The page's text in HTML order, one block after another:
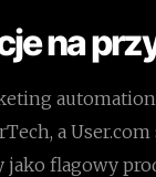
na
a
jako flagowy